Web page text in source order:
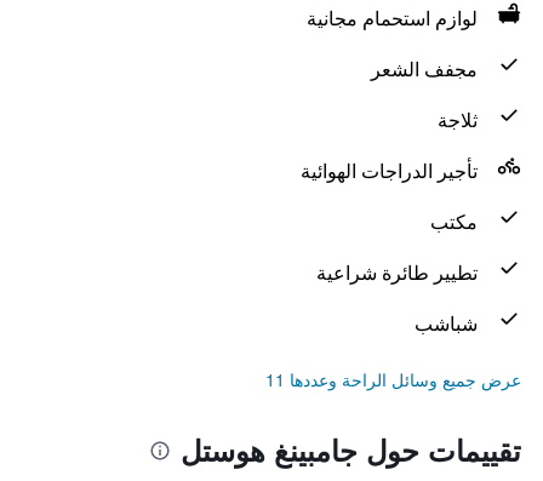
لوازم استحمام مجانية
مجفف الشعر
ثلاجة
تأجير الدراجات الهوائية
مكتب
تطيير طائرة شراعية
شباشب
عرض جميع وسائل الراحة وعددها 11
تقييمات حول جامبينغ هوستل